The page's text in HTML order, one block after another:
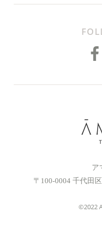
ア
〒100-0004 千代田
©2022